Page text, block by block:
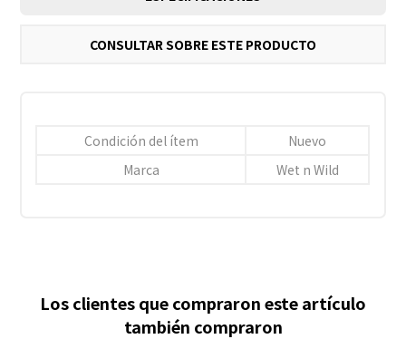
CONSULTAR SOBRE ESTE PRODUCTO
Condición del ítem
Nuevo
Marca
Wet n Wild
Los clientes que compraron este artículo
también compraron